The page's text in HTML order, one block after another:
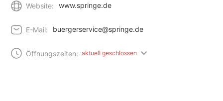
Website: www.springe.de
E-Mail: buergerservice@springe.de
Öffnungszeiten: aktuell geschlossen